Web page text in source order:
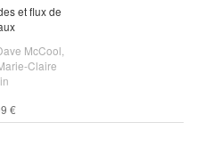
et flux de
McCool
Claire
€